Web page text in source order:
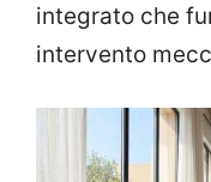
integrato che
intervento